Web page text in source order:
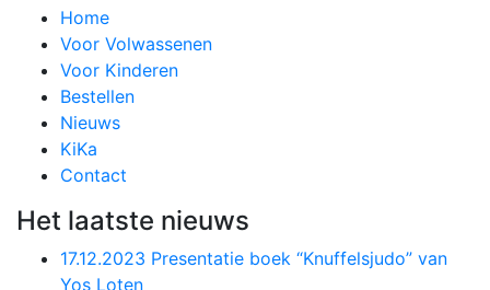
Home
Voor Volwassenen
Voor Kinderen
Bestellen
Nieuws
KiKa
Contact
Het laatste nieuws
17.12.2023 Presentatie boek “Knuffelsjudo” van
Yos Loten